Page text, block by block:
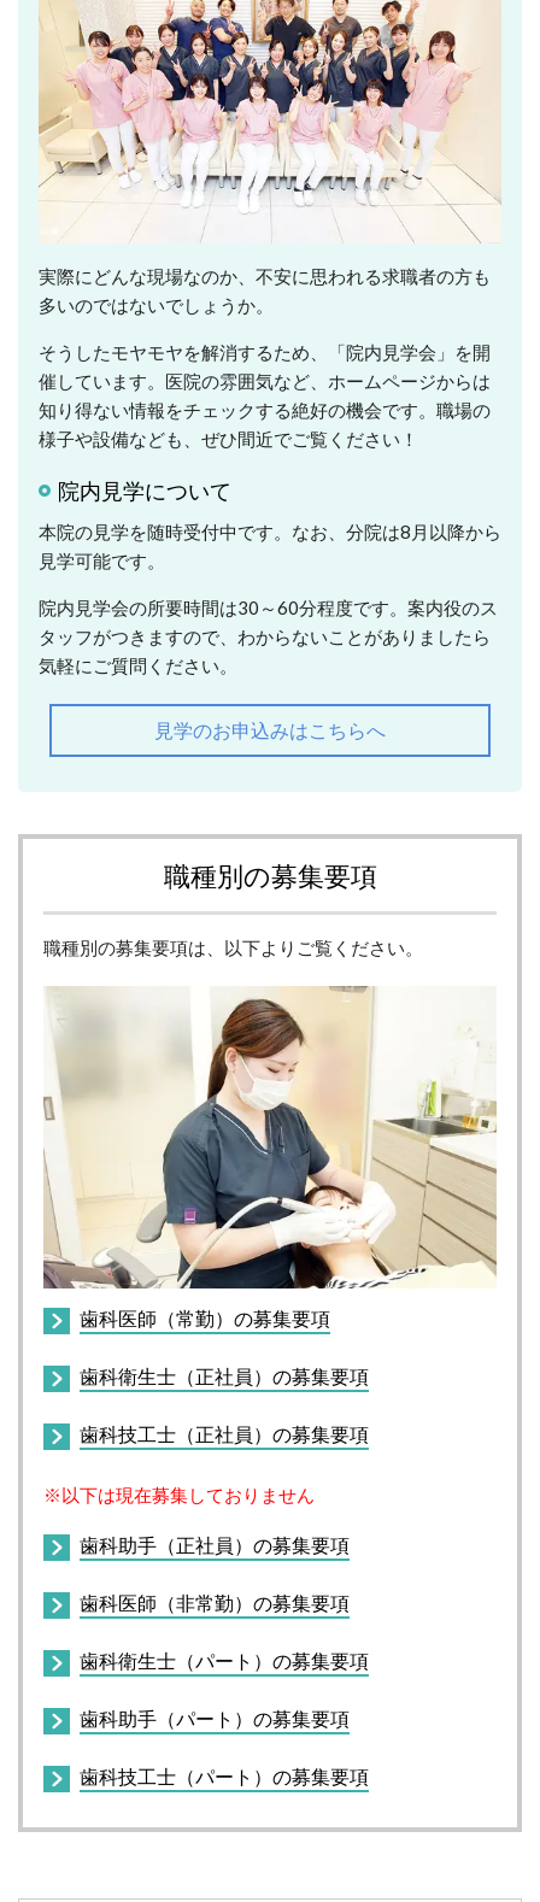
実際にどんな現場なのか、不安に思われる求職者の方も
多いのではないでしょうか。
そうしたモヤモヤを解消するため、「院内見学会」を開
催しています。医院の雰囲気など、ホームページからは
知り得ない情報をチェックする絶好の機会です。職場の
様子や設備なども、ぜひ間近でご覧ください！
院内見学について
本院の見学を随時受付中です。なお、分院は8月以降から
見学可能です。
院内見学会の所要時間は30～60分程度です。案内役のス
タッフがつきますので、わからないことがありましたら
気軽にご質問ください。
見学のお申込みはこちらへ
職種別の募集要項
職種別の募集要項は、以下よりご覧ください。
歯科医師（常勤）の募集要項
歯科衛生士（正社員）の募集要項
歯科技工士（正社員）の募集要項
※以下は現在募集しておりません
歯科助手（正社員）の募集要項
歯科医師（非常勤）の募集要項
歯科衛生士（パート）の募集要項
歯科助手（パート）の募集要項
歯科技工士（パート）の募集要項